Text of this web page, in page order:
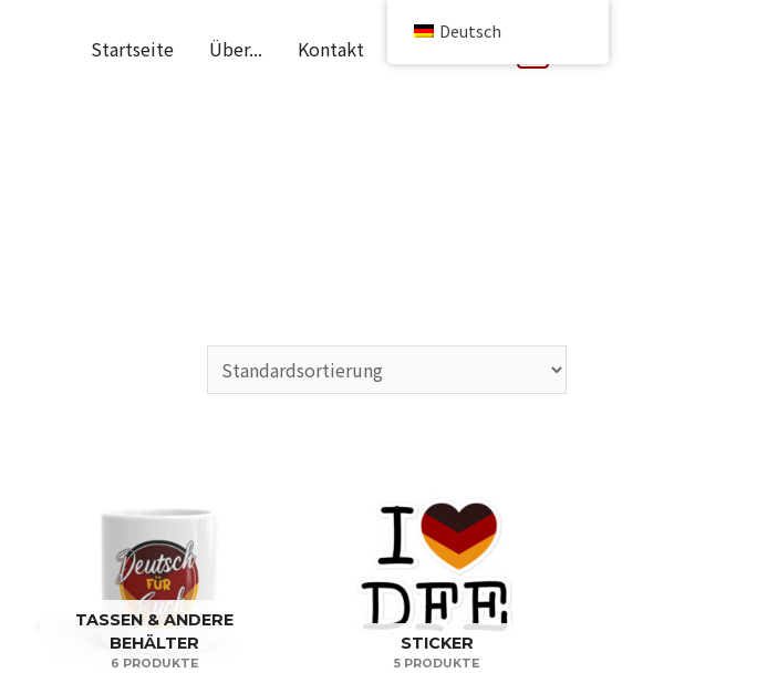
Startseite Über... Kontakt
TASSEN & ANDERE
BEHÄLTER
6 PRODUKTE
STICKER
5 PRODUKTE
Deutsch